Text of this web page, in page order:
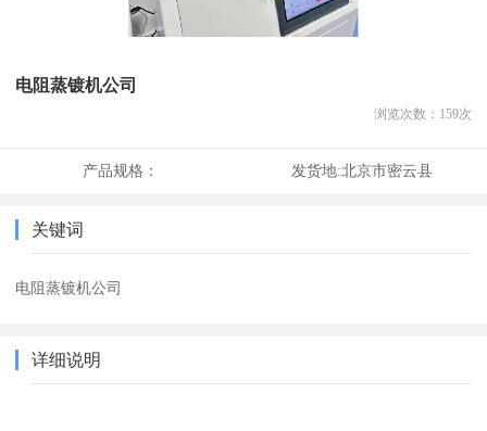
电阻蒸镀机公司
浏览次数： 159次
产品规格： 发货地:北京市密云县
关键词
电阻蒸镀机公司
详细说明